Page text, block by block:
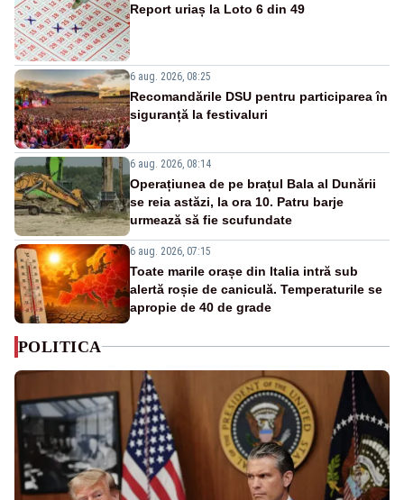
Report uriaș la Loto 6 din 49
6 aug. 2026, 08:25
Recomandările DSU pentru participarea în
siguranță la festivaluri
6 aug. 2026, 08:14
Operațiunea de pe brațul Bala al Dunării
se reia astăzi, la ora 10. Patru barje
urmează să fie scufundate
6 aug. 2026, 07:15
Toate marile orașe din Italia intră sub
alertă roșie de caniculă. Temperaturile se
apropie de 40 de grade
POLITICA